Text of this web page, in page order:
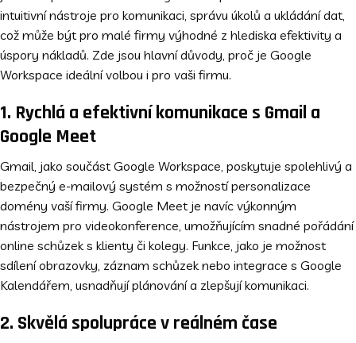
intuitivní nástroje pro komunikaci, správu úkolů a ukládání dat,
což může být pro malé firmy výhodné z hlediska efektivity a
úspory nákladů. Zde jsou hlavní důvody, proč je Google
Workspace ideální volbou i pro vaši firmu.
1. Rychlá a efektivní komunikace s Gmail a
Google Meet
Gmail, jako součást Google Workspace, poskytuje spolehlivý a
bezpečný e-mailový systém s možností personalizace
domény vaší firmy. Google Meet je navíc výkonným
nástrojem pro videokonference, umožňujícím snadné pořádání
online schůzek s klienty či kolegy. Funkce, jako je možnost
sdílení obrazovky, záznam schůzek nebo integrace s Google
Kalendářem, usnadňují plánování a zlepšují komunikaci.
2. Skvělá spolupráce v reálném čase